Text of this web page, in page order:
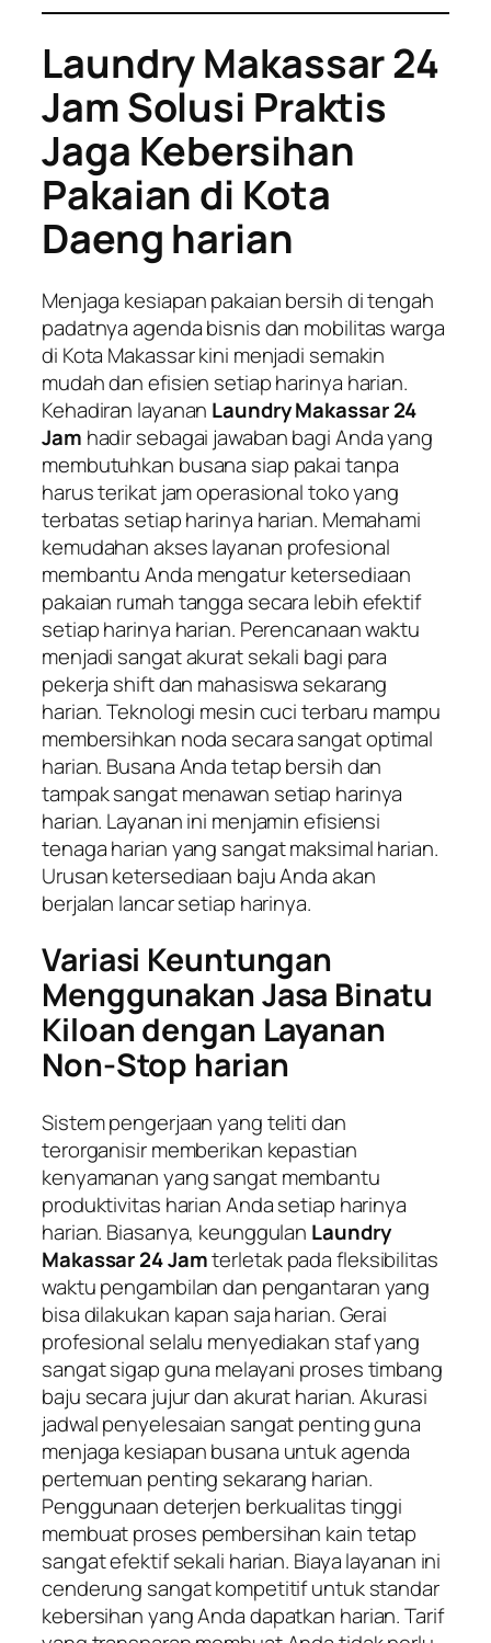
Laundry Makassar 24
Jam Solusi Praktis
Jaga Kebersihan
Pakaian di Kota
Daeng harian
Menjaga kesiapan pakaian bersih di tengah
padatnya agenda bisnis dan mobilitas warga
di Kota Makassar kini menjadi semakin
mudah dan efisien setiap harinya harian.
Kehadiran layanan Laundry Makassar 24
Jam hadir sebagai jawaban bagi Anda yang
membutuhkan busana siap pakai tanpa
harus terikat jam operasional toko yang
terbatas setiap harinya harian. Memahami
kemudahan akses layanan profesional
membantu Anda mengatur ketersediaan
pakaian rumah tangga secara lebih efektif
setiap harinya harian. Perencanaan waktu
menjadi sangat akurat sekali bagi para
pekerja shift dan mahasiswa sekarang
harian. Teknologi mesin cuci terbaru mampu
membersihkan noda secara sangat optimal
harian. Busana Anda tetap bersih dan
tampak sangat menawan setiap harinya
harian. Layanan ini menjamin efisiensi
tenaga harian yang sangat maksimal harian.
Urusan ketersediaan baju Anda akan
berjalan lancar setiap harinya.
Variasi Keuntungan
Menggunakan Jasa Binatu
Kiloan dengan Layanan
Non-Stop harian
Sistem pengerjaan yang teliti dan
terorganisir memberikan kepastian
kenyamanan yang sangat membantu
produktivitas harian Anda setiap harinya
harian. Biasanya, keunggulan Laundry
Makassar 24 Jamterletak pada fleksibilitas
waktu pengambilan dan pengantaran yang
bisa dilakukan kapan saja harian. Gerai
profesional selalu menyediakan staf yang
sangat sigap guna melayani proses timbang
baju secara jujur dan akurat harian. Akurasi
jadwal penyelesaian sangat penting guna
menjaga kesiapan busana untuk agenda
pertemuan penting sekarang harian.
Penggunaan deterjen berkualitas tinggi
membuat proses pembersihan kain tetap
sangat efektif sekali harian. Biaya layanan ini
cenderung sangat kompetitif untuk standar
kebersihan yang Anda dapatkan harian. Tarif